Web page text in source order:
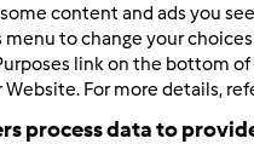
un neofita e da poco
un manuale pdf, di cui
content and ads you
menu to change your
link on the bottom
For more details,
process data to